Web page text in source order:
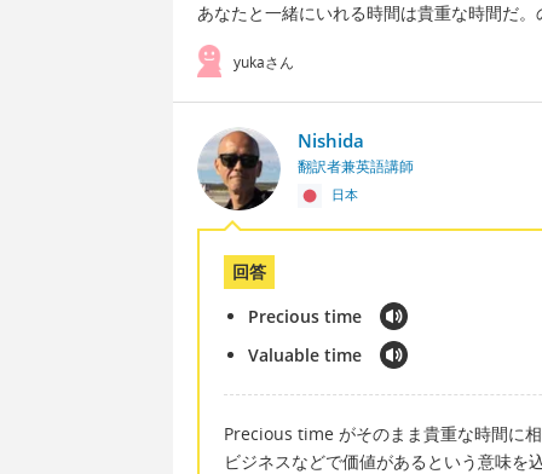
あなたと一緒にいれる時間は貴重な時間だ
yukaさん
Nishida
翻訳者兼英語講師
日本
回答
Precious time
Valuable time
Precious time がそのまま貴重な時間に
ビジネスなどで価値があるという意味